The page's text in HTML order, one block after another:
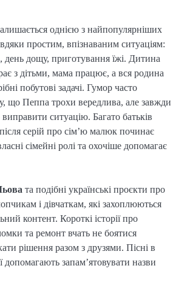
однією з найпопулярніших
простим, впізнаваним ситуаціям:
день дощу, приготування їжі. Дитина
з дітьми, мама працює, а вся родина
побутові задачі. Гумор часто
що Пеппа трохи вередлива, але завжди
виправити ситуацію. Багато батьків
серій про сім’ю малюк починає
сімейні ролі та охочіше допомагає
та подібні українські проєкти про
і дівчаткам, які захоплюються
контент. Короткі історії про
та ремонт вчать не боятися
рішення разом з друзями. Пісні в
допомагають запам’ятовувати назви